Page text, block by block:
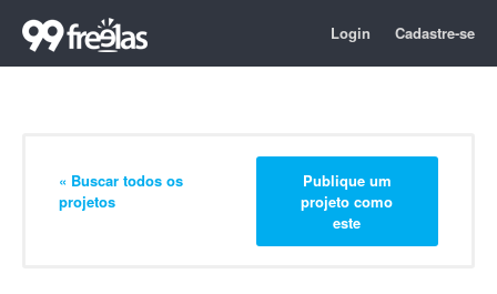
Login Cadastre-se
« Buscar todos os
projetos
Publique um
projeto como
este